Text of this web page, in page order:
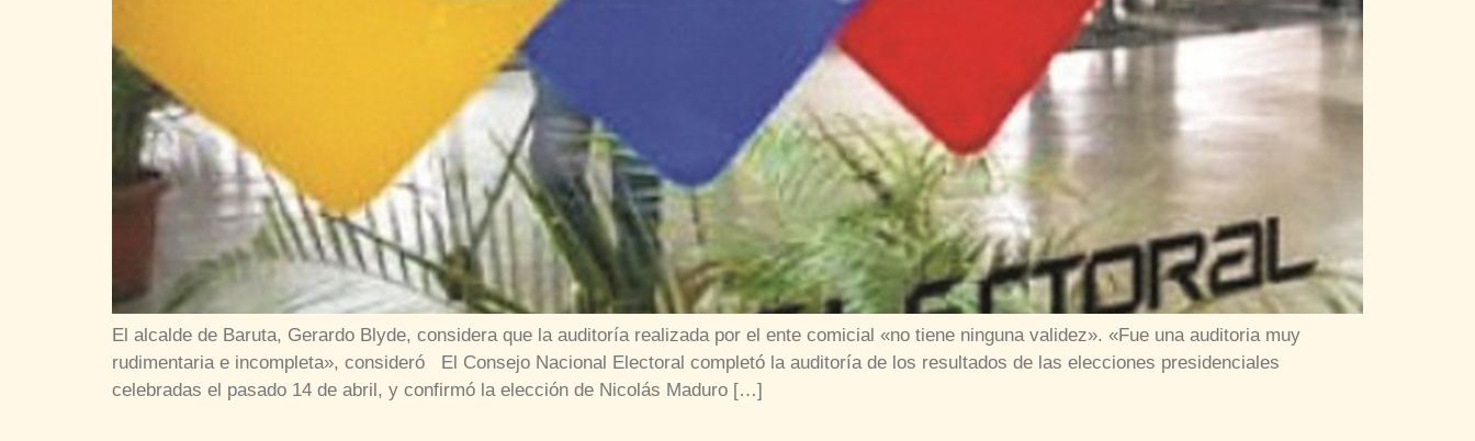
El alcalde de Baruta, Gerardo Blyde, considera que la auditoría realizada por el ente comicial «no tiene ninguna validez». «Fue una auditoria muy
rudimentaria e incompleta», consideró El Consejo Nacional Electoral completó la auditoría de los resultados de las elecciones presidenciales
celebradas el pasado 14 de abril, y confirmó la elección de Nicolás Maduro […]